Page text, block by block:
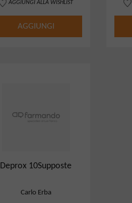
AGGIUNGI ALLA WISHLIST
AGGIUNGI
Deprox 10Supposte
Carlo Erba